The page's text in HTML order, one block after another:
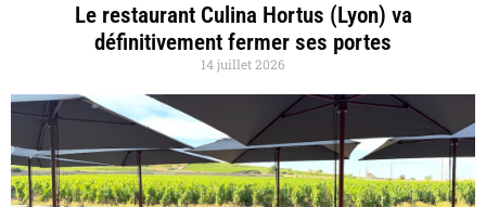
Le restaurant Culina Hortus (Lyon) va
définitivement fermer ses portes
14 juillet 2026